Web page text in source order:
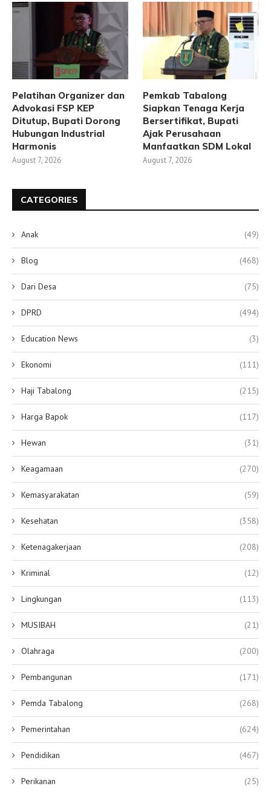
Pelatihan Organizer dan
Advokasi FSP KEP
Ditutup, Bupati Dorong
Hubungan Industrial
Harmonis
August 7, 2026
Pemkab Tabalong
Siapkan Tenaga Kerja
Bersertifikat, Bupati
Ajak Perusahaan
Manfaatkan SDM Lokal
August 7, 2026
CATEGORIES
Anak (49)
Blog (468)
Dari Desa (75)
DPRD (494)
Education News (3)
Ekonomi (111)
Haji Tabalong (215)
Harga Bapok (117)
Hewan (31)
Keagamaan (270)
Kemasyarakatan (59)
Kesehatan (358)
Ketenagakerjaan (208)
Kriminal (12)
Lingkungan (113)
MUSIBAH (21)
Olahraga (200)
Pembangunan (171)
Pemda Tabalong (268)
Pemerintahan (624)
Pendidikan (467)
Perikanan (25)